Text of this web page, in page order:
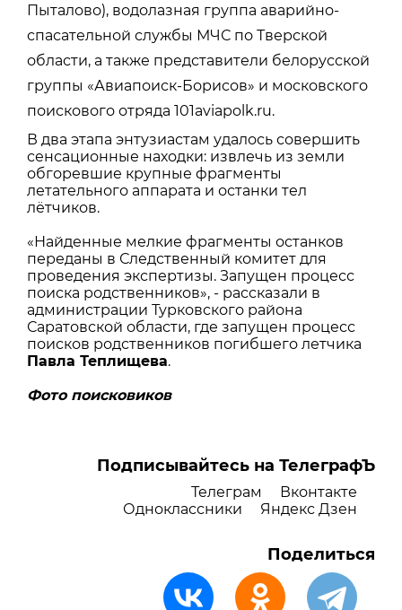
Пыталово), водолазная группа аварийно-
спасательной службы МЧС по Тверской
области, а также представители белорусской
группы «Авиапоиск-Борисов» и московского
поискового отряда 101aviapolk.ru.
В два этапа энтузиастам удалось совершить
сенсационные находки: извлечь из земли
обгоревшие крупные фрагменты
летательного аппарата и останки тел
лётчиков.
«Найденные мелкие фрагменты останков
переданы в Следственный комитет для
проведения экспертизы. Запущен процесс
поиска родственников», - рассказали в
администрации Турковского района
Саратовской области, где запущен процесс
поисков родственников погибшего летчика
Павла Теплищева.
Фото поисковиков
Подписывайтесь на ТелеграфЪ
Телеграм
Вконтакте
Одноклассники
Яндекс Дзен
Поделиться